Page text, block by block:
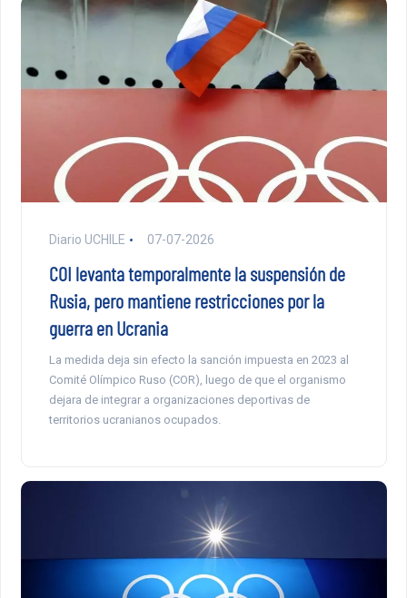
Diario UCHILE 07-07-2026
COI levanta temporalmente la suspensión de
Rusia, pero mantiene restricciones por la
guerra en Ucrania
La medida deja sin efecto la sanción impuesta en 2023 al
Comité Olímpico Ruso (COR), luego de que el organismo
dejara de integrar a organizaciones deportivas de
territorios ucranianos ocupados.